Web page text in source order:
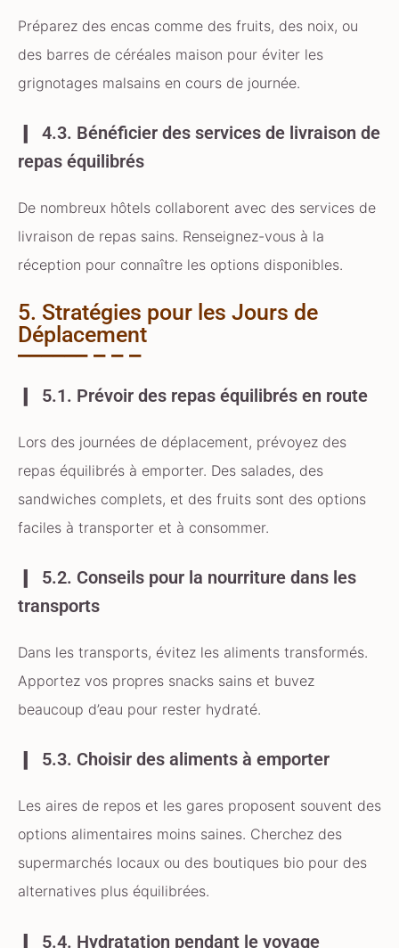
Préparez des encas comme des fruits, des noix, ou
des barres de céréales maison pour éviter les
grignotages malsains en cours de journée.
4.3. Bénéficier des services de livraison de
repas équilibrés
De nombreux hôtels collaborent avec des services de
livraison de repas sains. Renseignez-vous à la
réception pour connaître les options disponibles.
5. Stratégies pour les Jours de
Déplacement
5.1. Prévoir des repas équilibrés en route
Lors des journées de déplacement, prévoyez des
repas équilibrés à emporter. Des salades, des
sandwiches complets, et des fruits sont des options
faciles à transporter et à consommer.
5.2. Conseils pour la nourriture dans les
transports
Dans les transports, évitez les aliments transformés.
Apportez vos propres snacks sains et buvez
beaucoup d’eau pour rester hydraté.
5.3. Choisir des aliments à emporter
Les aires de repos et les gares proposent souvent des
options alimentaires moins saines. Cherchez des
supermarchés locaux ou des boutiques bio pour des
alternatives plus équilibrées.
5.4. Hydratation pendant le voyage